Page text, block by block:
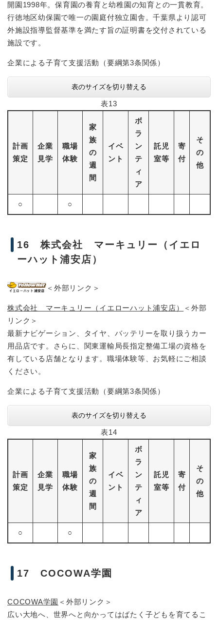
開園1998年。保育園の養育と幼稚園の知育との一貫教育。
行徳地区幼保園で唯一の園庭付独立園舎。千葉県より認可
外施設指導監督基準を満たす旨の証明書を交付されている
施設です。
企業による子育て支援活動（要綱第3条関係）
表のサイズを切り替える
表13
計画
策定
企業
見学
職場
体験
家
族
の
週
間
イベ
ント
ボ
ラ
ン
テ
ィ
ア
託児
室等
寄
付
そ
の
他
○ ○
16 株式会社 マーキュリー（イエロ
ーハット浦安店）
＜外部リンク＞
株式会社 マーキュリー（イエローハット浦安店）
＜外部
リンク＞
最新ナビゲーション、タイヤ、バッテリーを取り扱うカー
用品店です。さらに、関東運輸局長指定整備工場の資格を
有している店舗となります。職場体験等、お気軽にご相談
ください。
企業による子育て支援活動（要綱第3条関係）
表のサイズを切り替える
表14
計画
策定
企業
見学
職場
体験
家
族
の
週
間
イベ
ント
ボ
ラ
ン
テ
ィ
ア
託児
室等
寄
付
そ
の
他
○ ○
17 COCOWA学園
COCOWA学園 ＜外部リンク＞
広い大地へ、世界へと向かってはばたく子どもを育てるこ